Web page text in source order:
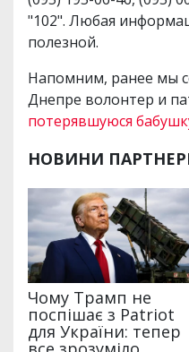
"102". Любая
полезной.
Напомним, ранее мы
Днепре волонтер и
потерявшуюся